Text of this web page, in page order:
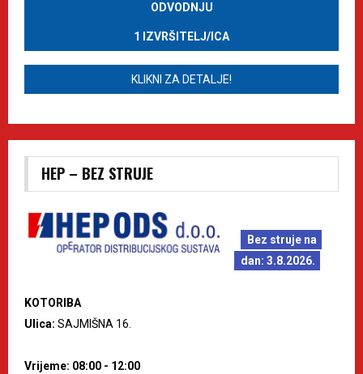
ODVODNJU
1 IZVRŠITELJ/ICA
KLIKNI ZA DETALJE!
HEP – BEZ STRUJE
Bez struje na
dan: 3.8.2026.
KOTORIBA
Ulica: SAJMIŠNA 16.
Vrijeme: 08:00 - 12:00